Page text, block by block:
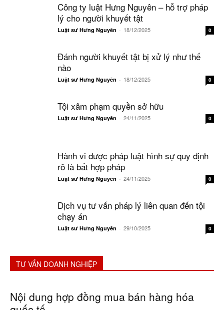
Công ty luật Hưng Nguyên – hỗ trợ pháp
lý cho người khuyết tật
Luật sư Hưng Nguyên - 18/12/2025 0
Đánh người khuyết tật bị xử lý như thế
nào
Luật sư Hưng Nguyên - 18/12/2025 0
Tội xâm phạm quyền sở hữu
Luật sư Hưng Nguyên - 24/11/2025 0
Hành vi được pháp luật hình sự quy định
rõ là bất hợp pháp
Luật sư Hưng Nguyên - 24/11/2025 0
Dịch vụ tư vấn pháp lý liên quan đến tội
chạy án
Luật sư Hưng Nguyên - 29/10/2025 0
TƯ VẤN DOANH NGHIỆP
Nội dung hợp đồng mua bán hàng hóa